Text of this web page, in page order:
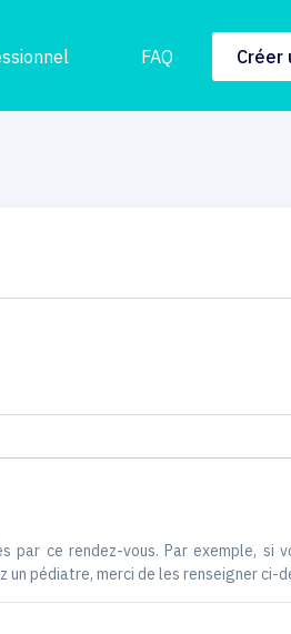
FAQ Créer
par ce rendez-vous. Par exemple, si
pédiatre, merci de les renseigner ci-